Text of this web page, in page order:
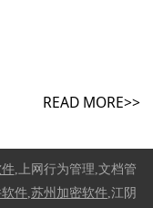
READ MORE>>
,上 网行为管理,文档管
软件 苏州加密软件 ,江阴